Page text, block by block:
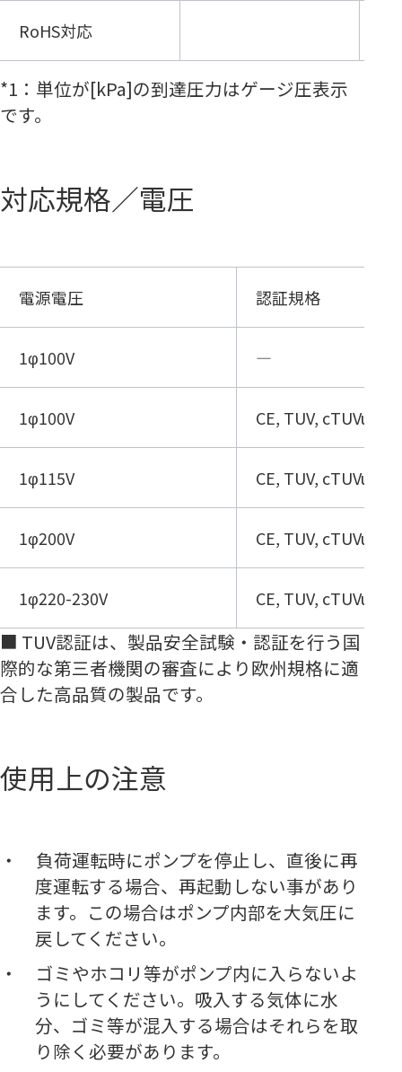
RoHS対応
*1： 単位が[kPa]の到達圧力はゲージ圧表示
です。
対応規格／電圧
電源電圧 認証規格
1φ100V ―
1φ100V CE, TUV, cTUVus
1φ115V CE, TUV, cTUVus
1φ200V CE, TUV, cTUVus
1φ220-230V CE, TUV, cTUVus
■ TUV認証は、製品安全試験・認証を行う国
際的な第三者機関の審査により欧州規格に適
合した高品質の製品です。
使用上の注意
負荷運転時にポンプを停止し、直後に再
度運転する場合、再起動しない事があり
ます。この場合はポンプ内部を大気圧に
戻してください。
ゴミやホコリ等がポンプ内に入らないよ
うにしてください。吸入する気体に水
分、ゴミ等が混入する場合はそれらを取
り除く必要があります。